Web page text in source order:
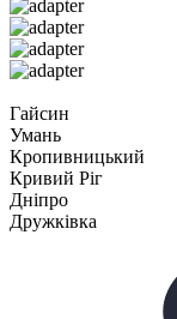
Гайсин
Умань
Кропивницький
Кривий Ріг
Дніпро
Дружківка